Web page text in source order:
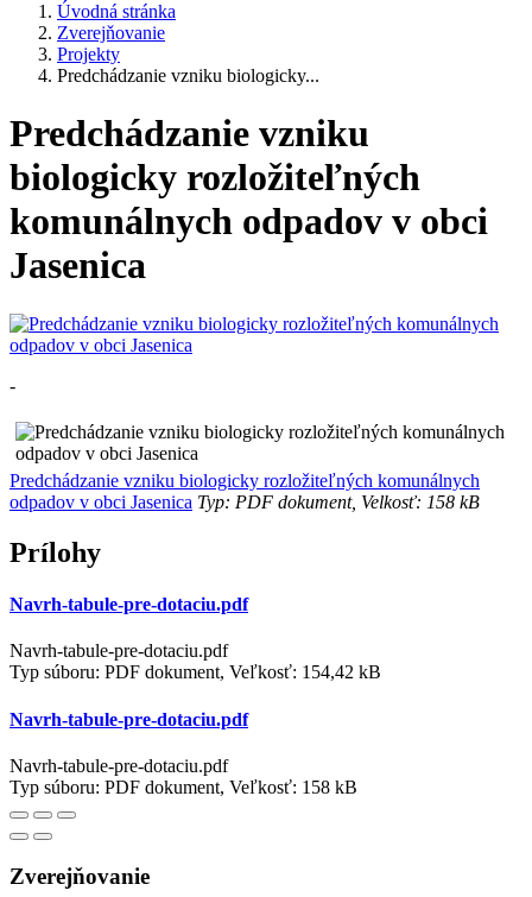
Úvodná stránka
Zverejňovanie
Projekty
Predchádzanie vzniku biologicky...
Predchádzanie vzniku
biologicky rozložiteľných
komunálnych odpadov v obci
Jasenica
-
Predchádzanie vzniku biologicky rozložiteľných komunálnych
odpadov v obci Jasenica Typ: PDF dokument, Velkosť: 158 kB
Prílohy
Navrh-tabule-pre-dotaciu.pdf
Navrh-tabule-pre-dotaciu.pdf
Typ súboru: PDF dokument, Veľkosť: 154,42 kB
Navrh-tabule-pre-dotaciu.pdf
Navrh-tabule-pre-dotaciu.pdf
Typ súboru: PDF dokument, Veľkosť: 158 kB
Zverejňovanie